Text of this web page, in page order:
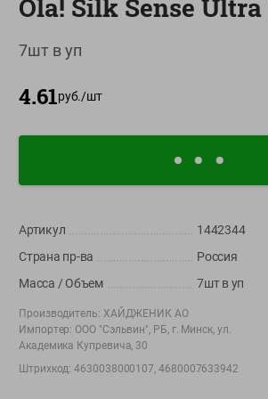
О сервисе
Настройки файлов cookie
Мой Green
доставкой и бонусной картой
AppGallery
+375 44 560-60-61
shop@green-market.by
Ola! Silk Sense
7шт в уп
4.61руб./шт
Артикул
1442344
Страна пр-ва
Россия
Масса / Объем
7шт в уп
Производитель: ХАЙДЖЕНИК АО
Импортер: ООО "Сэльвин", РБ, г. Минск, ул.
Академика Купревича, 30
Штрихкод:4630038000107, 4680007633942